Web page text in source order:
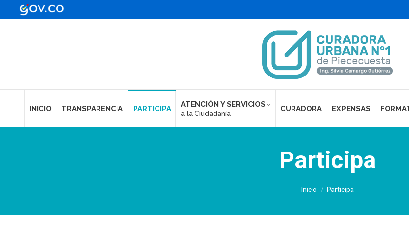
INICIO TRANSPARENCIA PARTICIPA ATENCIÓN Y SERVICIOS
a la Ciudadanía
CURADORA EXPENSAS
Participa
Inicio Participa